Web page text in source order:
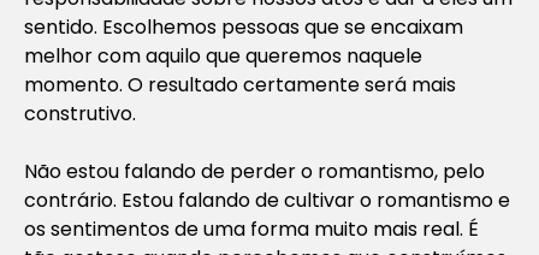
sentido. Escolhemos pessoas que se encaixam
melhor com aquilo que queremos naquele
momento. O resultado certamente será mais
construtivo.
Não estou falando de perder o romantismo, pelo
contrário. Estou falando de cultivar o romantismo e
os sentimentos de uma forma muito mais real. É